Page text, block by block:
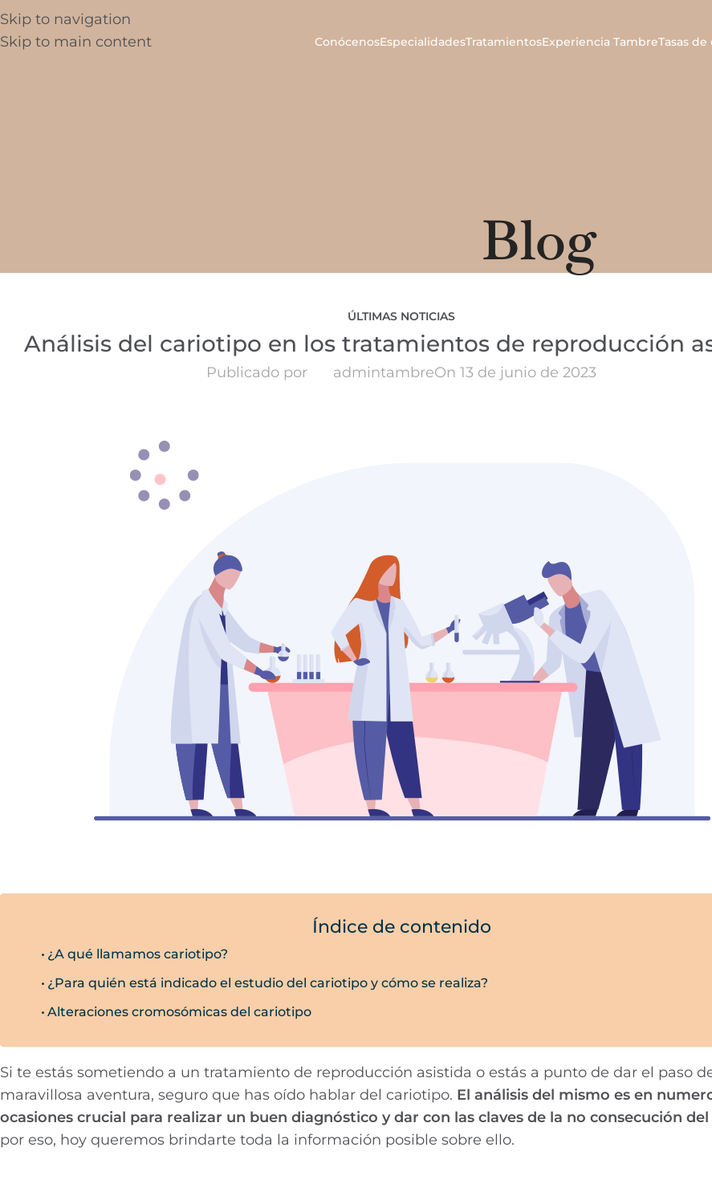
Skip to navigation
Skip to main content
ConócenosEspecialidadesTratamientosExperiencia TambreTasas
Blog
ÚLTIMAS NOTICIAS
Análisis del cariotipo en los tratamientos de reproducción
Publicado por admintambreOn 13 de junio de 2023
Índice de contenido
¿A qué llamamos cariotipo?
¿Para quién está indicado el estudio del cariotipo y cómo se realiza?
Alteraciones cromosómicas del cariotipo
Si te estás sometiendo a un tratamiento de reproducción asistida o estás a punto de dar el paso
maravillosa aventura, seguro que has oído hablar del cariotipo. El análisis del mismo es en
ocasiones crucial para realizar un buen diagnóstico y dar con las claves de la no consecución
por eso, hoy queremos brindarte toda la información posible sobre ello.